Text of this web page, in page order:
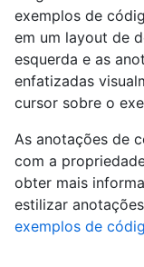
exemplos de
em um layout de
esquerda e as
enfatizadas
cursor sobre o
As anotações de
com a
obter mais
estilizar
exemplos de